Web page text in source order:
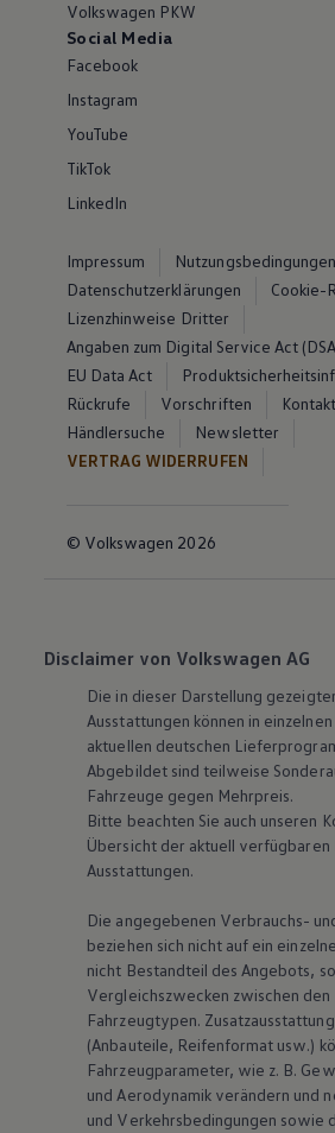
Volkswagen PKW
Social Media
Facebook
Instagram
YouTube
TikTok
LinkedIn
Impressum
Nutzungsbedingungen
Datenschutzerklärungen
Cookie-
Lizenzhinweise Dritter
Angaben zum Digital Service Act
EU Data Act
Rückrufe
Vorschriften
Kontakt
Händlersuche
Newsletter
VERTRAG WIDERRUFEN
© Volkswagen 2026
Disclaimer von Volkswagen AG
Die in dieser Darstellung
Ausstattungen können in
aktuellen deutschen
Abgebildet sind teilweise
Fahrzeuge gegen Mehrpreis.
Bitte beachten Sie auch unseren
Übersicht der aktuell verfügbaren
Ausstattungen.
Die angegebenen Verbrauchs-
beziehen sich nicht auf ein
nicht Bestandteil des Angebots,
Vergleichszwecken zwischen
Fahrzeugtypen.
(Anbauteile, Reifenformat usw.)
Fahrzeugparameter, wie z. B.
und Aerodynamik verändern und
und Verkehrsbedingungen sowie